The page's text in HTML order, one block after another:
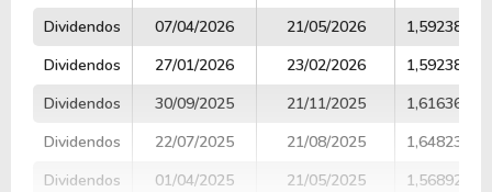
Dividendos
07/04/2026 21/05/2026
1,59238000
Dividendos
27/01/2026 23/02/2026
1,59238000
Dividendos
30/09/2025 21/11/2025
1,61636607
Dividendos
22/07/2025 21/08/2025
1,64823576
Dividendos
01/04/2025 21/05/2025
1,56892166